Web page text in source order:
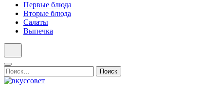
Первые блюда
Вторые блюда
Салаты
Выпечка
Найти: